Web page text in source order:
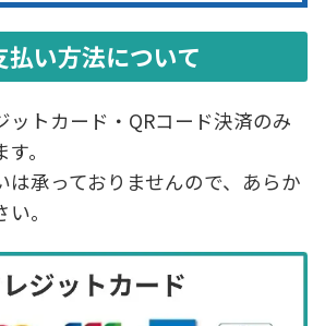
た個人情報は、法令の定めな
者に提供する場合があります。
いただいた範囲を超えて、第
とはありません。
するために必要な範囲内で、
保護基準に合格した委託先に
扱いを委託することがありま
示・訂正・削除・利用停止
払い方法について
ットカード・QRコード決済のみ
。
は承っておりませんので、あらか
。